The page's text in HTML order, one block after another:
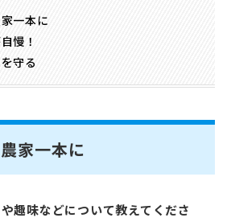
一本に
慢！
守る
家一本に
や趣味などについて教えてくださ